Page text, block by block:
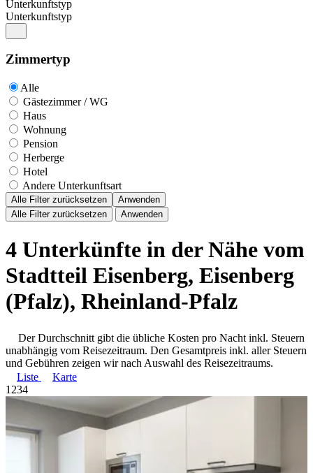
Unterkunftstyp
Unterkunftstyp
Zimmertyp
Alle
Gästezimmer / WG
Haus
Wohnung
Pension
Herberge
Hotel
Andere Unterkunftsart
Alle Filter zurücksetzen
Anwenden
Alle Filter zurücksetzen
Anwenden
4 Unterkünfte in der Nähe vom
Stadtteil Eisenberg, Eisenberg
(Pfalz), Rheinland-Pfalz
Der Durchschnitt gibt die übliche Kosten pro Nacht inkl. Steuern
unabhängig vom Reisezeitraum. Den Gesamtpreis inkl. aller Steuern
und Gebühren zeigen wir nach Auswahl des Reisezeitraums.
Liste
Karte
1 234